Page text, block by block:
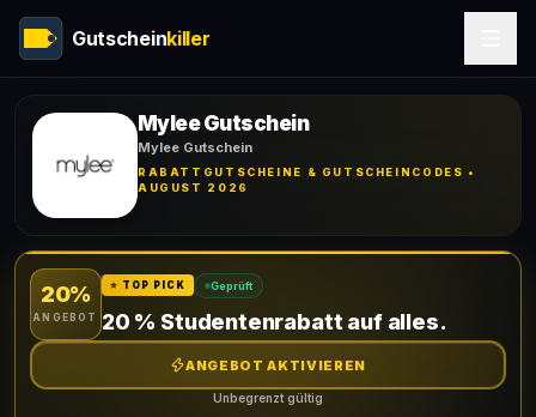
Gutscheinkiller
Mylee Gutschein
Mylee Gutschein
RABATTGUTSCHEINE & GUTSCHEINCODES •
AUGUST 2026
20%
ANGEBOT
⭐ TOP PICK Geprüft
20 % Studentenrabatt auf alles.
ANGEBOT AKTIVIEREN
Unbegrenzt gültig